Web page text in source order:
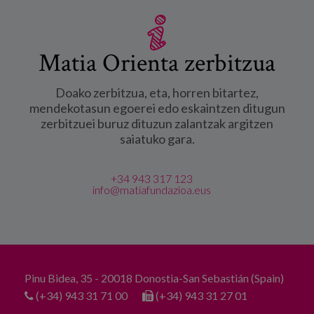
Matia Orienta zerbitzua
Doako zerbitzua, eta, horren bitartez,
mendekotasun egoerei edo eskaintzen ditugun
zerbitzuei buruz dituzun zalantzak argitzen
saiatuko gara.
+34 943 317 123
info@matiafundazioa.eus
Pinu Bidea, 35 - 20018 Donostia-San Sebastián (Spain)
(+34) 943 31 71 00
(+34) 943 31 27 01